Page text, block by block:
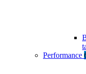
Performance